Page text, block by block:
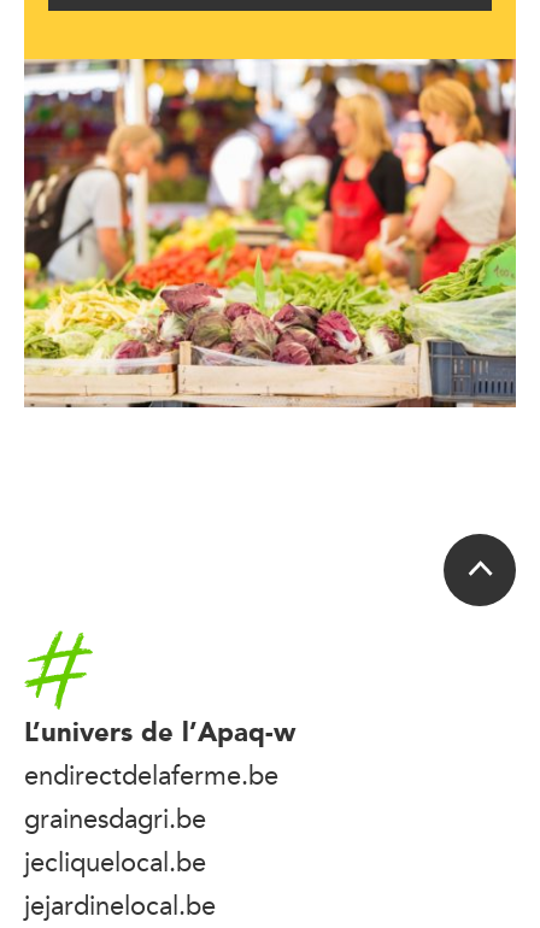
Accueil
L’univers de l’Apaq-w
endirectdelaferme.be
grainesdagri.be
jecliquelocal.be
jejardinelocal.be